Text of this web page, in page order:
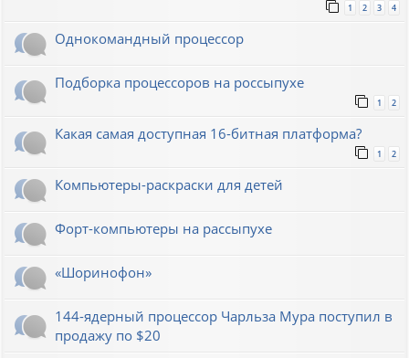
1 2 3 4
Однокомандный процессор
Подборка процессоров на россыпухе
1 2
Какая самая доступная 16-битная платформа?
1 2
Компьютеры-раскраски для детей
Форт-компьютеры на рассыпухе
«Шоринофон»
144-ядерный процессор Чарльза Мура поступил в
продажу по $20